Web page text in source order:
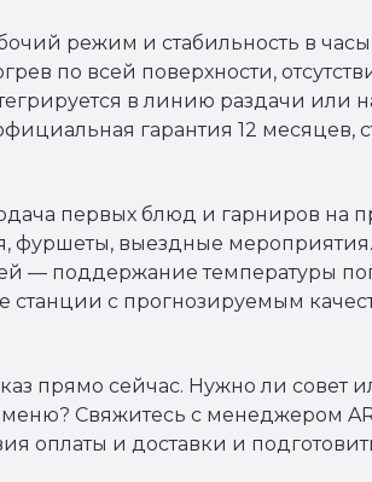
режим и стабильность в
по всей поверхности,
в линию раздачи или
гарантия 12 месяцев,
первых блюд и гарниров на
фуршеты, выездные мероприятия.
— поддержание температуры
с прогнозируемым
прямо сейчас. Нужно ли совет
Свяжитесь с менеджером
оплаты и доставки и